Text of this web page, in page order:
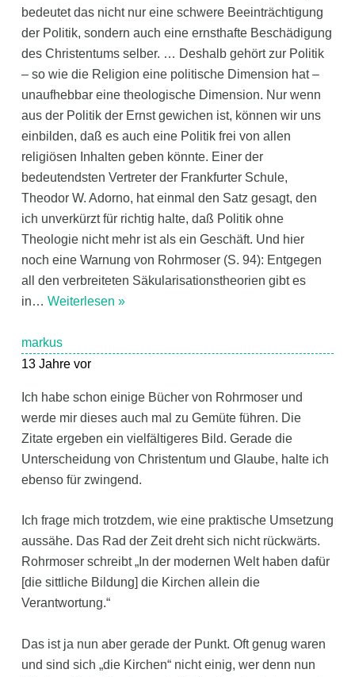
bedeutet das nicht nur eine schwere Beeinträchtigung
der Politik, sondern auch eine ernsthafte Beschädigung
des Christentums selber. … Deshalb gehört zur Politik
– so wie die Religion eine politische Dimension hat –
unaufhebbar eine theologische Dimension. Nur wenn
aus der Politik der Ernst gewichen ist, können wir uns
einbilden, daß es auch eine Politik frei von allen
religiösen Inhalten geben könnte. Einer der
bedeutendsten Vertreter der Frankfurter Schule,
Theodor W. Adorno, hat einmal den Satz gesagt, den
ich unverkürzt für richtig halte, daß Politik ohne
Theologie nicht mehr ist als ein Geschäft. Und hier
noch eine Warnung von Rohrmoser (S. 94): Entgegen
all den verbreiteten Säkularisationstheorien gibt es
in… Weiterlesen »
markus
13 Jahre vor
Ich habe schon einige Bücher von Rohrmoser und
werde mir dieses auch mal zu Gemüte führen. Die
Zitate ergeben ein vielfältigeres Bild. Gerade die
Unterscheidung von Christentum und Glaube, halte ich
ebenso für zwingend.
Ich frage mich trotzdem, wie eine praktische Umsetzung
aussähe. Das Rad der Zeit dreht sich nicht rückwärts.
Rohrmoser schreibt „In der modernen Welt haben dafür
[die sittliche Bildung] die Kirchen allein die
Verantwortung.“
Das ist ja nun aber gerade der Punkt. Oft genug waren
und sind sich „die Kirchen“ nicht einig, wer denn nun